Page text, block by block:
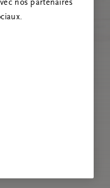
nos partenaires